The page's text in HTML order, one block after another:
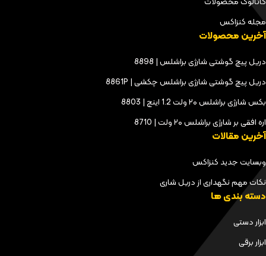
مجله کنزاکس
آخرین محصولات
دریل پیچ گوشتی شارژی براشلس | 8898
دریل پیچ گوشتی شارژی براشلس چکشی | 8861P
بکس شارژی براشلس ۲۰ ولت 1.2 اینچ | 8803
اره افقی بر شارژی براشلس ۲۰ ولت | 8710
آخرین مقالات
وبسایت جدید کنزاکس
نکات مهم نگهداری از دریل شاری
دسته بندی ها
ابزار دستی
ابزار برقی